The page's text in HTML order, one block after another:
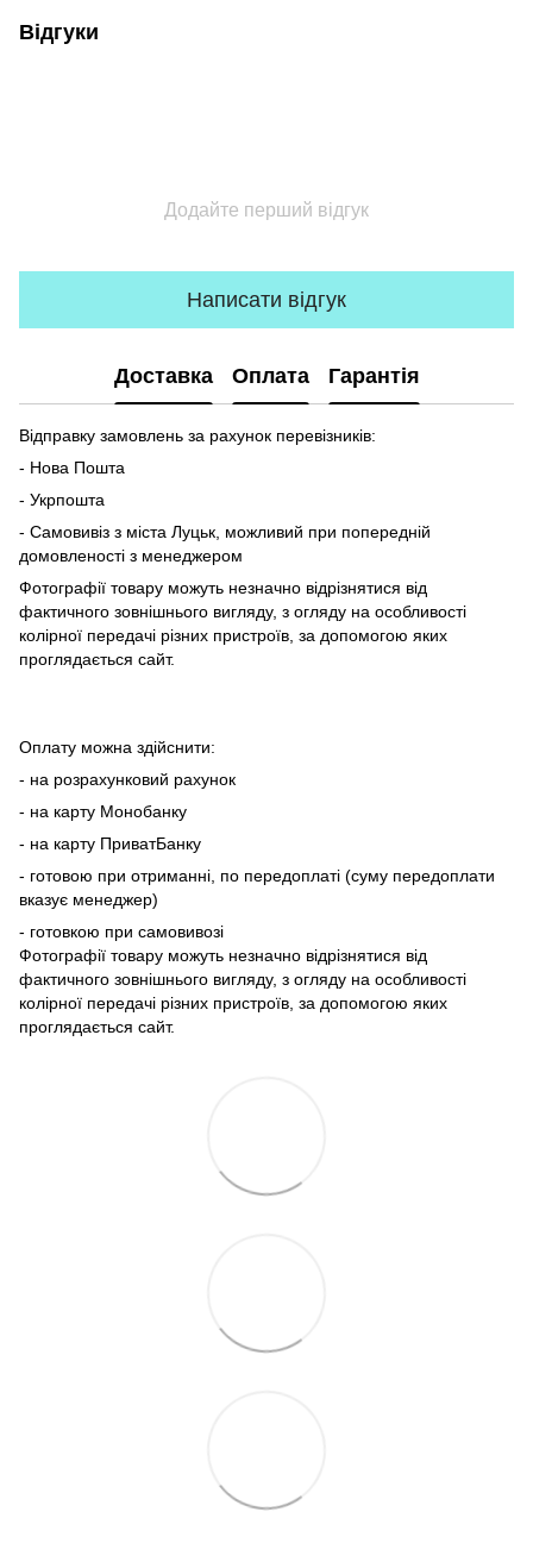
Відгуки
Додайте перший відгук
Написати відгук
Доставка Оплата Гарантія
Відправку замовлень за рахунок перевізників:
- Нова Пошта
- Укрпошта
- Самовивіз з міста Луцьк, можливий при попередній
домовленості з менеджером
Фотографії товару можуть незначно відрізнятися від
фактичного зовнішнього вигляду, з огляду на особливості
колірної передачі різних пристроїв, за допомогою яких
проглядається сайт.
Оплату можна здійснити:
- на розрахунковий рахунок
- на карту Монобанку
- на карту ПриватБанку
- готовою при отриманні, по передоплаті (суму передоплати
вказує менеджер)
- готовкою при самовивозі
Фотографії товару можуть незначно відрізнятися від
фактичного зовнішнього вигляду, з огляду на особливості
колірної передачі різних пристроїв, за допомогою яких
проглядається сайт.